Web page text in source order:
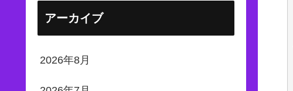
アーカイブ
2026年8月